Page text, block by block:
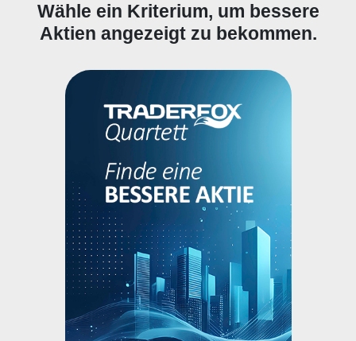
Wähle ein Kriterium, um bessere
Aktien angezeigt zu bekommen.